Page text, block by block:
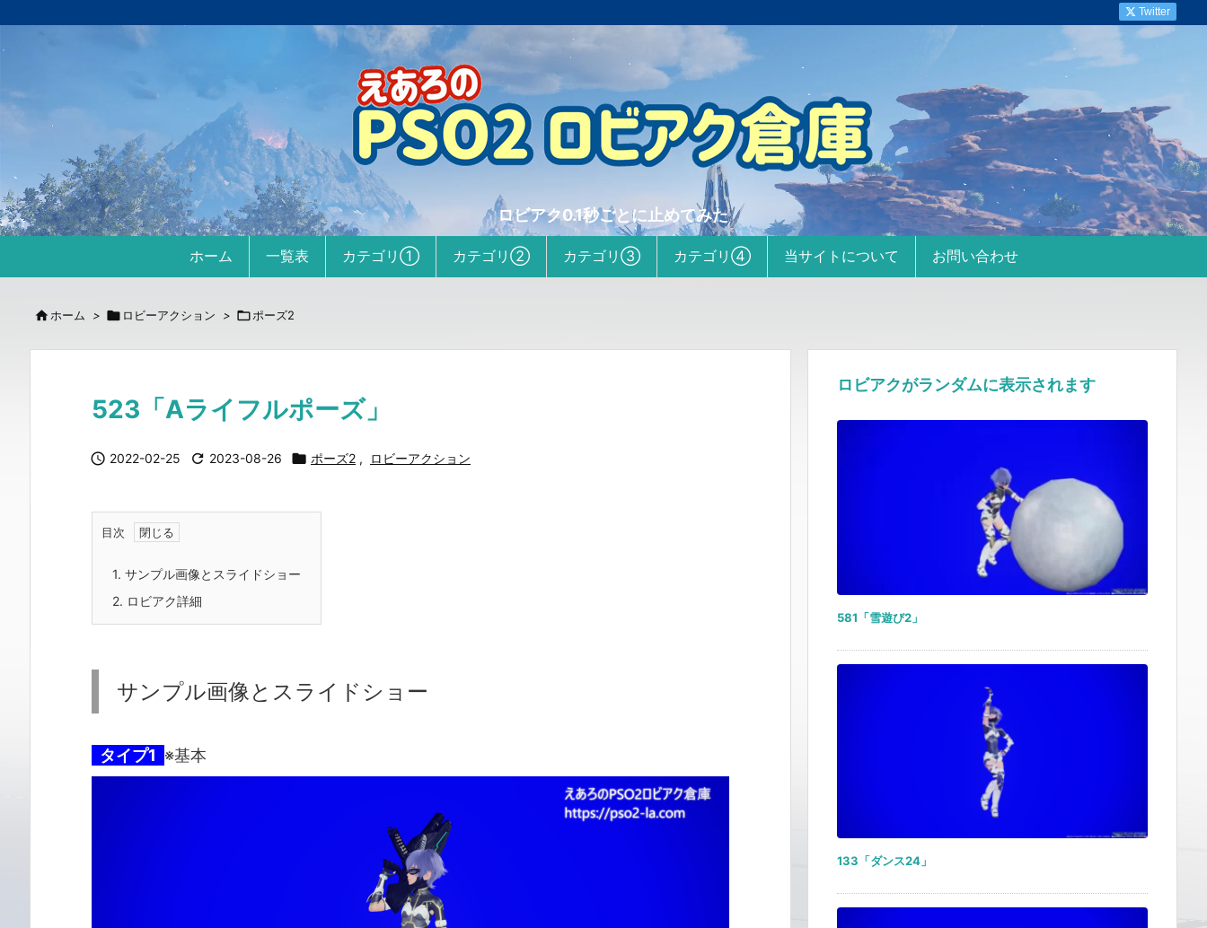
ロビアク0.1秒ごとに止めてみた
ホーム 一覧表 カテゴリ① カテゴリ② カテゴリ③ カテゴリ④ 当サイトについて お問い合わせ
Twitter
 ホーム >  ロビーアクション > ポーズ2
523「Aライフルポーズ」
 2022-02-25  2023-08-26  ポーズ2 , ロビーアクション
目次
1. サンプル画像とスライドショー
2. ロビアク詳細
サンプル画像とスライドショー
タイプ1 ※基本
ロビアクがランダムに表示されます
581「雪遊び2」
133「ダンス24」